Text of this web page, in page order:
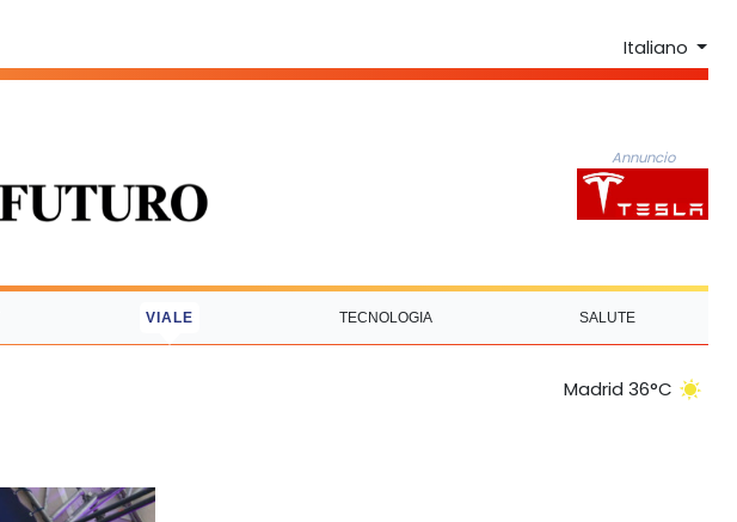
Italiano
Annuncio
VIALE TECNOLOGIA SALUTE
Madrid 36°C